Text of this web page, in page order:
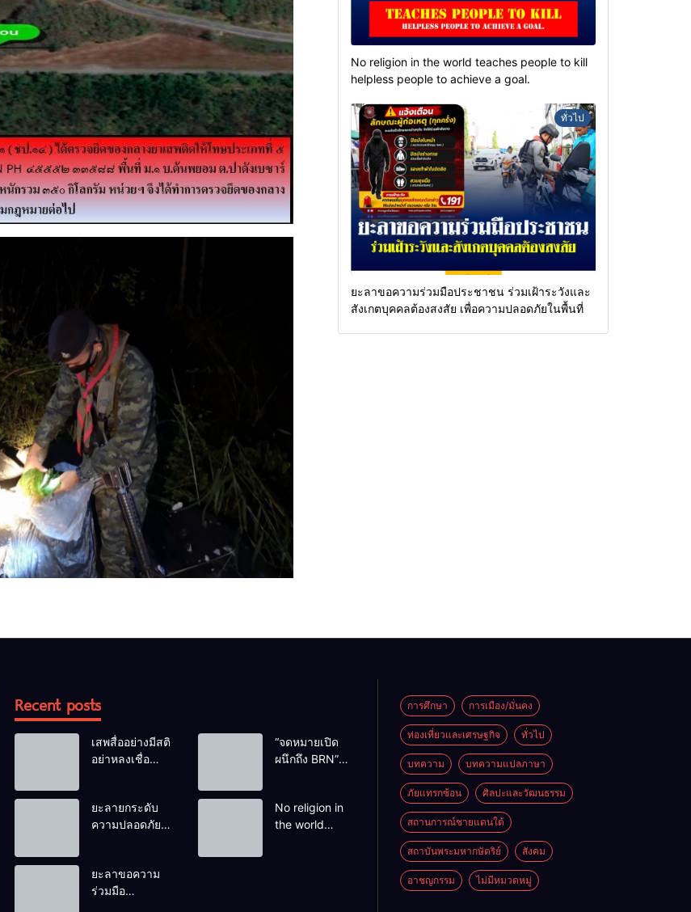
No religion in the world teaches people to kill
helpless people to achieve a goal.
ทั่วไป
ยะลาขอความร่วมมือประชาชน ร่วมเฝ้าระวังและ
สังเกตบุคคลต้องสงสัย เพื่อความปลอดภัยในพื้นที่
Recent posts
เสพสื่ออย่างมีสติ
อย่าหลงเชื่อ
“จดหมายเปิด
ผนึกถึง BRN”
ครัวครูฟาตีเม๊าะ
และเสียงสะอื้น
ยะลายกระดับ
ความปลอดภัย
ครูรามัน ด้าน
ข่าวกรองเตือน
No religion in
the world
ยะลาขอความ
ร่วมมือ
การศึกษา การเมือง/มั่นคง
ท่องเที่ยวและเศรษฐกิจ ทั่วไป
บทความ บทความแปลภาษา
ภัยแทรกซ้อน ศิลปะและวัฒนธรรม
สถานการณ์ชายแดนใต้
สถาบันพระมหากษัตริย์ สังคม
อาชญกรรม ไม่มีหมวดหมู่